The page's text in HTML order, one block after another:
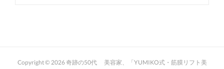
Copyright © 2026奇跡の50代 美容家、「YUMIKO式・筋膜リフト美